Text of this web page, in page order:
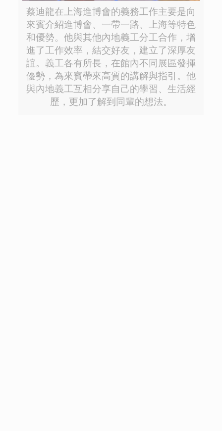
蔡迪龍在上海進博會的義務工作主要是向
來賓介紹進博會、一帶一路、上海等特色
和優勢。他與其他內地義工分工合作，增
進了工作效率，結交好友，建立了深厚友
誼。義工各有所長，在館內不同展區發揮
優勢，為來賓帶來高質的講解與指引。他
與內地義工互相分享自己的學習、生活經
歷，更加了解到同輩的想法。